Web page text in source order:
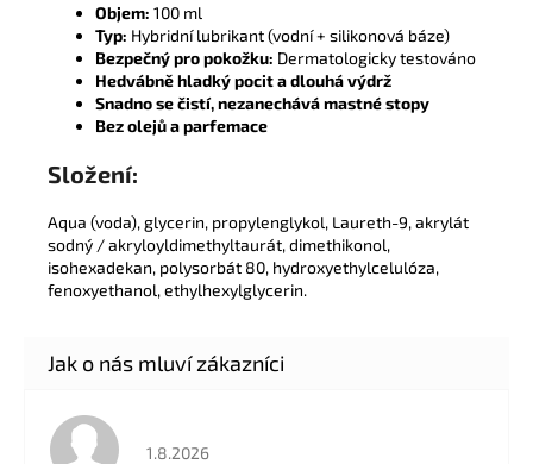
Objem: 100 ml
Typ: Hybridní lubrikant (vodní + silikonová báze)
Bezpečný pro pokožku: Dermatologicky testováno
Hedvábně hladký pocit a dlouhá výdrž
Snadno se čistí, nezanechává mastné stopy
Bez olejů a parfemace
Složení:
Aqua (voda), glycerin, propylenglykol, Laureth-9, akrylát
sodný / akryloyldimethyltaurát, dimethikonol,
isohexadekan, polysorbát 80, hydroxyethylcelulóza,
fenoxyethanol, ethylhexylglycerin.
Hodnocení obchodu je 5 z 5 hvězdiček.
1.8.2026